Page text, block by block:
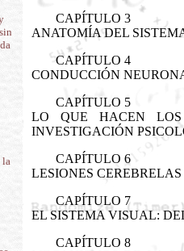
la
CAPÍTULO 3
ANATOMÍA DEL
CAPÍTULO 4
CONDUCCIÓN
CAPÍTULO 5
LO QUE HACEN LOS
INVESTIGACIÓN
CAPÍTULO 6
LESIONES
CAPÍTULO 7
EL SISTEMA VISUAL:
CAPÍTULO 8